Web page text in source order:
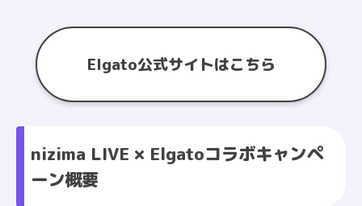
Elgato公式サイトはこちら
nizima LIVE × Elgatoコラボキャンペ
ーン概要